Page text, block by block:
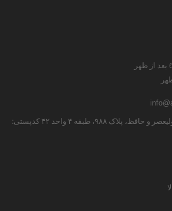
تهران، خیابان انقلاب، بین ولیعصر و حافظ، پلاک ۹۸۸، طبقه ۴ واحد ۴۲ کدپستی: